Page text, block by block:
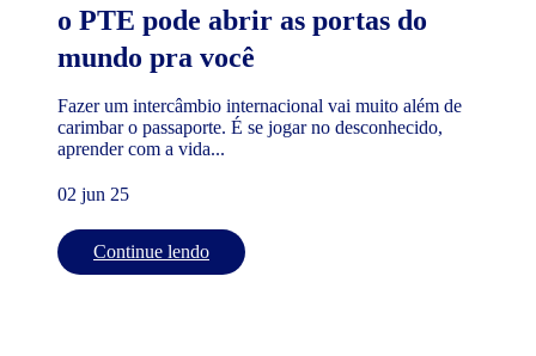
o PTE pode abrir as portas do
mundo pra você
Fazer um intercâmbio internacional vai muito além de
carimbar o passaporte. É se jogar no desconhecido,
aprender com a vida...
02 jun 25
Continue lendo